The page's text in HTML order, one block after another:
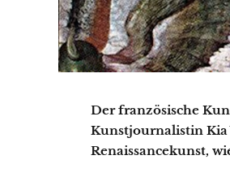
Der französische
Kunstjournalistin Kia
Renaissancekunst,